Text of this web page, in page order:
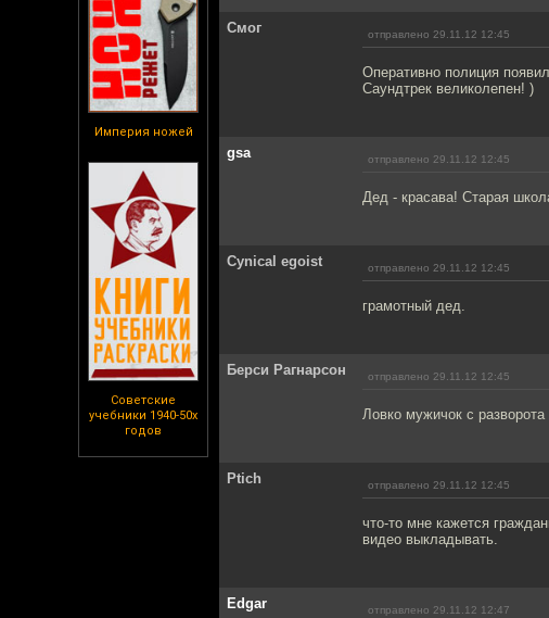
Империя ножей
Советские
учебники 1940-50х
годов
Смог отправлено 29.11.12 12:45
Оперативно полиция
Саундтрек великолепен! )
gsa отправлено 29.11.12 12:45
Дед - красава! Старая
Cynical egoist отправлено 29.11.12 12:45
грамотный дед.
Берси Рагнарсон отправлено 29.11.12 12:45
Ловко мужичок с
Ptich отправлено 29.11.12 12:45
что-то мне кажется
видео выкладывать.
Edgar отправлено 29.11.12 12:47